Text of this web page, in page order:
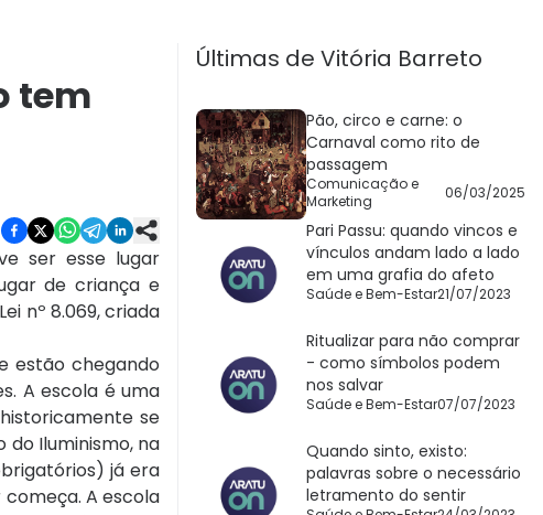
tem
ser esse lugar
de criança e
nº 8.069, criada
estão chegando
A escola é uma
se
Iluminismo, na
já era
A escola
Últimas de Vitória Barreto
Pão, circo e carne: o
Carnaval como rito de
passagem
Comunicação e
Marketing
06/03/2025
Pari Passu: quando vincos e
vínculos andam lado a lado
em uma grafia do afeto
Saúde e Bem-Estar21/07/2023
Ritualizar para não comprar
- como símbolos podem
nos salvar
Saúde e Bem-Estar07/07/2023
Quando sinto, existo:
palavras sobre o necessário
letramento do sentir